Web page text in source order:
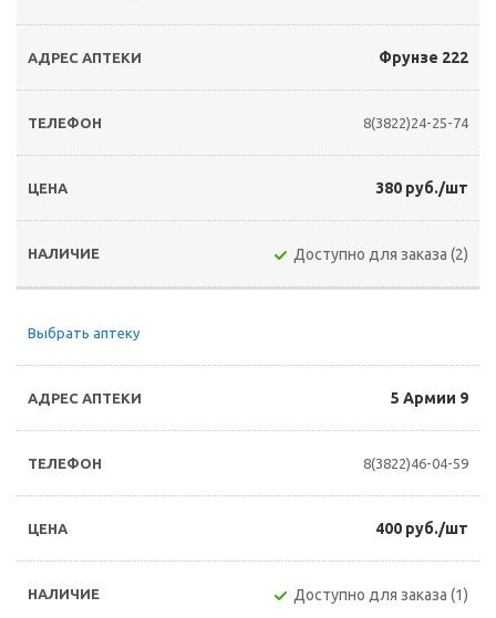
Фрунзе 222
8(3822)24-25-74
380 руб./шт
Доступно для заказа (2)
Выбрать аптеку
5 Армии 9
8(3822)46-04-59
400 руб./шт
Доступно для заказа (1)